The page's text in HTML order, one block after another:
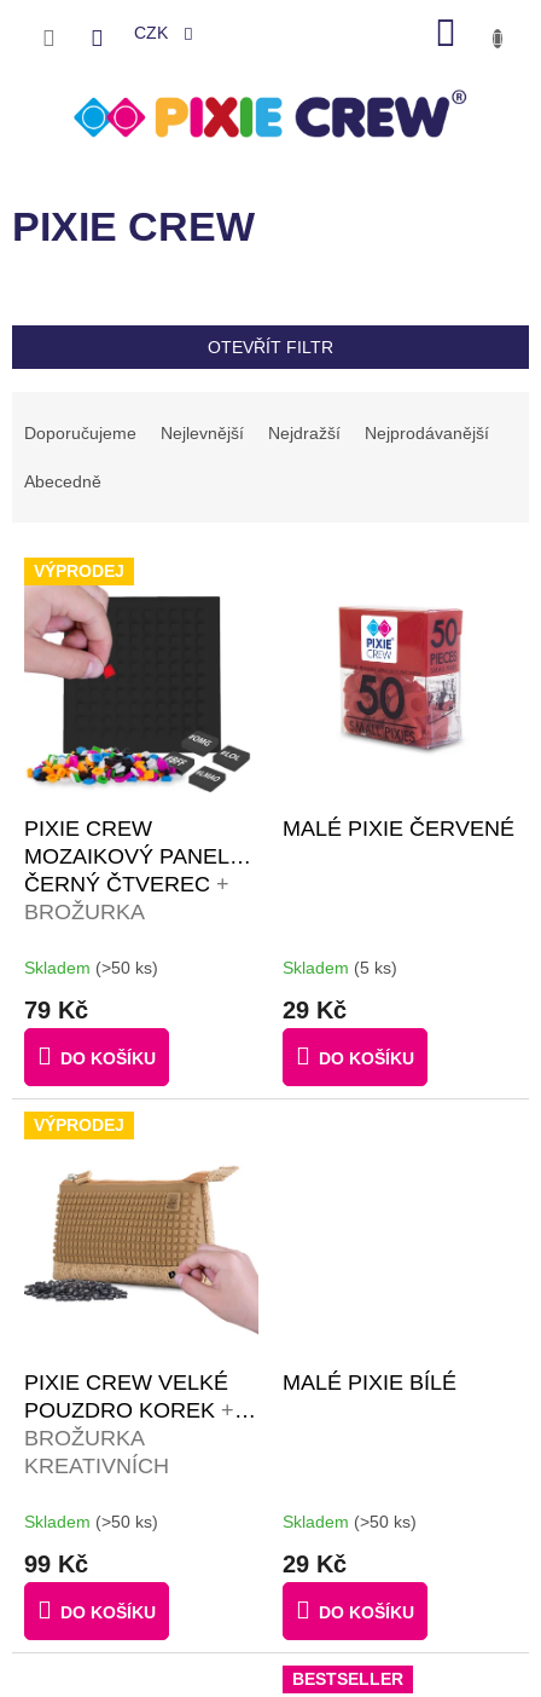
CZK
PIXIE CREW
OTEVŘÍT FILTR
Doporučujeme Nejlevnější Nejdražší Nejprodávanější
Abecedně
ý
p
p
o
VÝPRODEJ
PIXIE CREW
MOZAIKOVÝ PANEL
ČERNÝ ČTVEREC +
BROŽURKA
NÁPADŮ + 4
MULTIPIXELY + 60
MALÝCH PIXELŮ
ZDARMA
Skladem (>50 ks)
79 Kč
DO KOŠÍKU
MALÉ PIXIE ČERVENÉ
Skladem (5 ks)
29 Kč
DO KOŠÍKU
VÝPRODEJ
PIXIE CREW VELKÉ
POUZDRO KOREK +
BROŽURKA
KREATIVNÍCH
MALÝCH PIXELŮ
ZDARMA
Skladem (>50 ks)
99 Kč
DO KOŠÍKU
MALÉ PIXIE BÍLÉ
Skladem (>50 ks)
29 Kč
DO KOŠÍKU
BESTSELLER